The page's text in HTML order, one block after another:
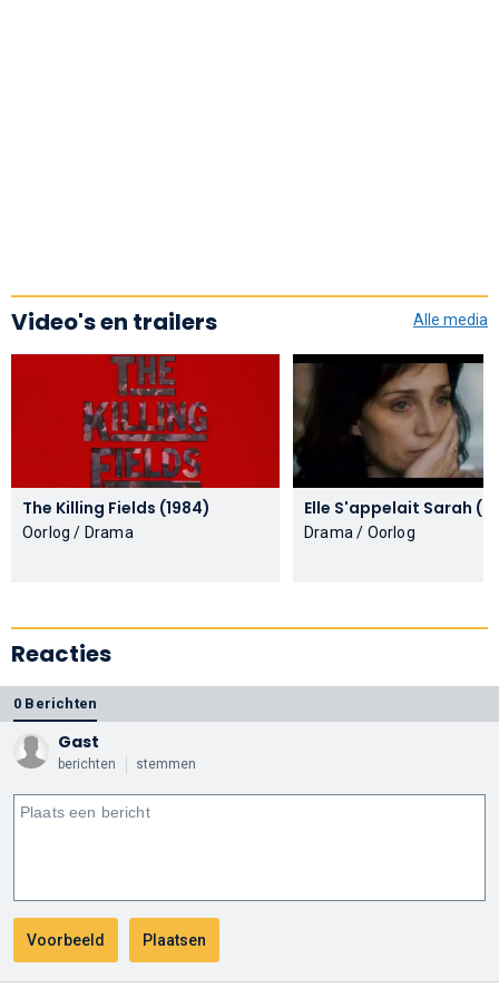
Video's en trailers Alle media
The Killing Fields (1984)
Oorlog / Drama
Elle
Drama / Oorlog
Reacties
0 Berichten
Gast
berichten stemmen